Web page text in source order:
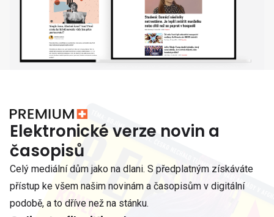
Elektronické verze novin a
časopisů
Celý mediální dům jako na dlani. S předplatným získáváte
přístup ke všem našim novinám a časopisům v digitální
podobě, a to dříve než na stánku.